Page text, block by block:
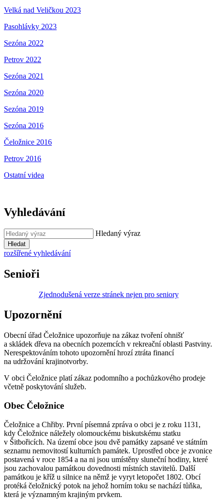
Velká nad Veličkou 2023
Pasohlávky 2023
Sezóna 2022
Petrov 2022
Sezóna 2021
Sezóna 2020
Sezóna 2019
Sezóna 2016
Čeložnice 2016
Petrov 2016
Ostatní videa
Vyhledávání
Hledaný výraz
Hledat
rozšířené vyhledávání
Senioři
Zjednodušená verze stránek nejen pro seniory
Upozornění
Obecní úřad Čeložnice upozorňuje na zákaz tvoření ohnišť
a skládek dřeva na obecních pozemcích v rekreační oblasti Pastviny.
Nerespektováním tohoto upozornění hrozí ztráta financí
na udržování krajinotvorby.
V obci Čeložnice platí zákaz podomního a pochůzkového prodeje
včetně poskytování služeb.
Obec Čeložnice
Čeložnice a Chřiby. První písemná zpráva o obci je z roku 1131,
kdy Čeložnice náležely olomouckému biskutskému statku
v Šitbořicích. Na území obce jsou dvě památky zapsané ve státním
seznamu nemovitostí kulturních památek. Uprostřed obce je zvonice
postavená v roce 1854 a na ni jsou umístěny sluneční hodiny, které
jsou zachovalou památkou dovednosti místních stavitelů. Další
památkou je kříž u silnice na němž je vyryt letopočet 1802. Obcí
protéká čeložnický potok na jehož horním toku se nachází tůňka,
která je významným krajiným prvkem.